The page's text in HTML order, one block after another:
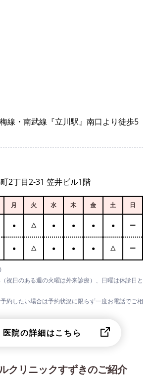
線・南武線『立川駅』南口より徒歩5
2丁目2-31 笠井ビル1階
月 火 水 木 金 土 日
● △ ● ● ● ● ー
● △ ● ● ● △ ー
祝日のある週の火曜は外来診療）、日曜は休診日と
約したい場合は予約状況に限らず一度お電話でご相
医院の詳細はこちら
クリニックすずきのご紹介